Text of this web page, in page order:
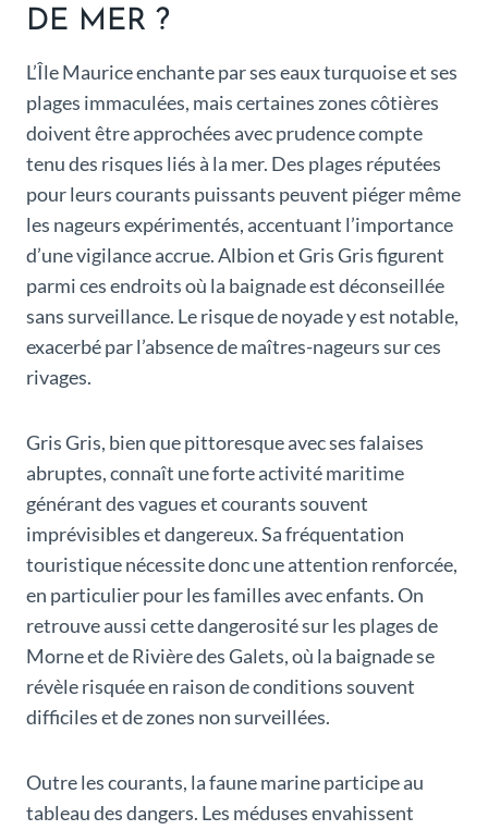
DE MER ?
L’Île Maurice enchante par ses eaux turquoise et ses
plages immaculées, mais certaines zones côtières
doivent être approchées avec prudence compte
tenu des risques liés à la mer. Des plages réputées
pour leurs courants puissants peuvent piéger même
les nageurs expérimentés, accentuant l’importance
d’une vigilance accrue. Albion et Gris Gris figurent
parmi ces endroits où la baignade est déconseillée
sans surveillance. Le risque de noyade y est notable,
exacerbé par l’absence de maîtres-nageurs sur ces
rivages.
Gris Gris, bien que pittoresque avec ses falaises
abruptes, connaît une forte activité maritime
générant des vagues et courants souvent
imprévisibles et dangereux. Sa fréquentation
touristique nécessite donc une attention renforcée,
en particulier pour les familles avec enfants. On
retrouve aussi cette dangerosité sur les plages de
Morne et de Rivière des Galets, où la baignade se
révèle risquée en raison de conditions souvent
difficiles et de zones non surveillées.
Outre les courants, la faune marine participe au
tableau des dangers. Les méduses envahissent